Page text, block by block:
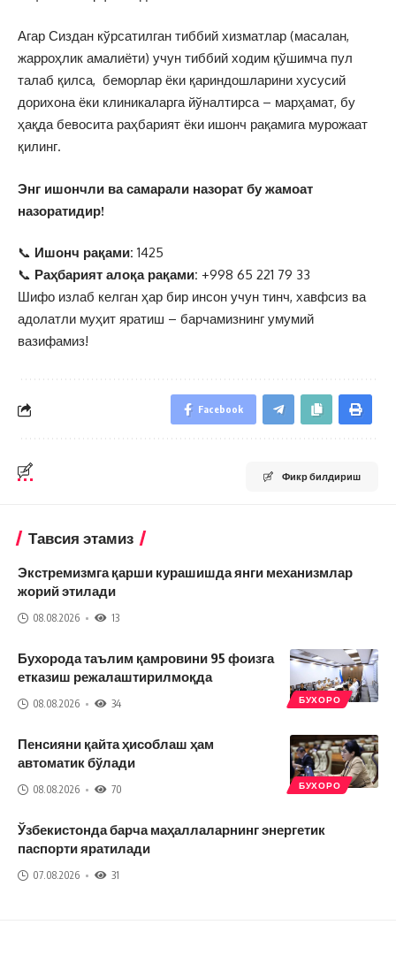
Агар Сиздан кўрсатилган тиббий хизматлар (масалан,
жарроҳлик амалиёти) учун тиббий ходим қўшимча пул
талаб қилса, беморлар ёки қариндошларини хусусий
дорихона ёки клиникаларга йўналтирса – марҳамат, бу
ҳақда бевосита раҳбарият ёки ишонч рақамига мурожаат
қилинг.
Энг ишончли ва самарали назорат бу жамоат
назоратидир!
📞 Ишонч рақами: 1425
📞 Раҳбарият алоқа рақами: +998 65 221 79 33
Шифо излаб келган ҳар бир инсон учун тинч, хавфсиз ва
адолатли муҳит яратиш – барчамизнинг умумий
вазифамиз!
Facebook
Фикр билдириш
Тавсия этамиз
Экстремизмга қарши курашишда янги механизмлар
жорий этилади
08.08.2026 13
БУХОРО
Бухорода таълим қамровини 95 фоизга
етказиш режалаштирилмоқда
08.08.2026 34
БУХОРО
Пенсияни қайта ҳисоблаш ҳам
автоматик бўлади
08.08.2026 70
Ўзбекистонда барча маҳаллаларнинг энергетик
паспорти яратилади
07.08.2026 31